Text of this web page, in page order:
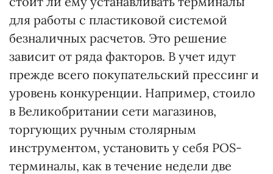
для работы с пластиковой системой
безналичных расчетов. Это решение
зависит от ряда факторов. В учет идут
прежде всего покупательский прессинг и
уровень конкуренции. Например, стоило
в Великобритании сети магазинов,
торгующих ручным столярным
инструментом, установить у себя POS-
терминалы, как в течение недели две